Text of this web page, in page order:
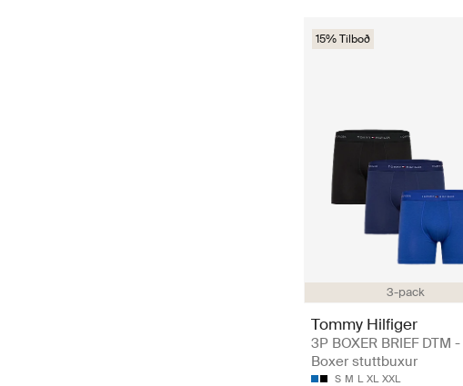
3-pack
15% Tilboð
Tommy Hilfiger
3P BOXER BRIEF DTM -
Boxer stuttbuxur
S M L XL XXL